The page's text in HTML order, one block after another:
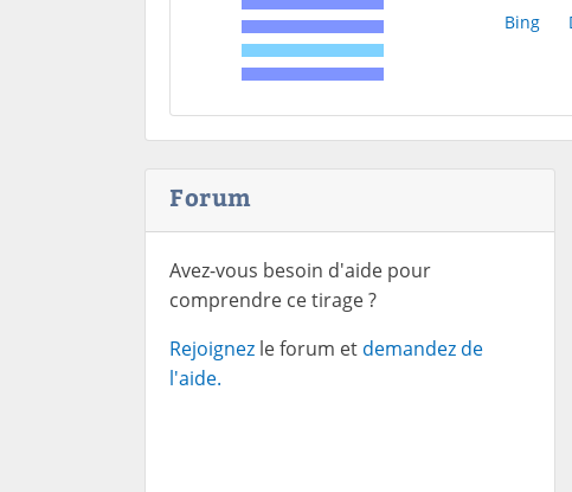
Bing
Forum
Avez-vous besoin d'aide pour
comprendre ce tirage ?
Rejoignez le forum et demandez de
l'aide.